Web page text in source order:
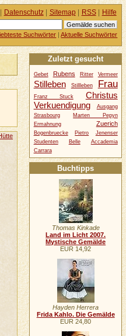
Datenschutz| Sitemap| RSS| Hilfe
Suchwörter |Aktuelle Suchwörter
Zuletzt gesucht
Gebet Rubens Ritter Vermeer
Stilleben Stillleben Frau
Franz Stuck
Christus
Verkuendigung
Ausgang
Strasbourg
Marten Pepyn
Ermahnung
Zuerich
Bogenbruecke Pietro
Jenenser
Studenten
Belle
Accademia
Carrara
Buchtipps
Thomas Kinkade
Land im Licht 2007.
Mystische Gemälde
EUR 14,92
Hayden Herrera
Frida Kahlo. Die Gemälde
EUR 24,80